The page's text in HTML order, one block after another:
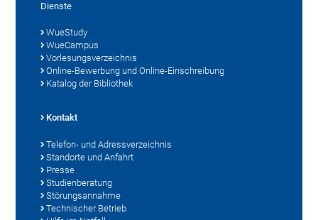
Dienste
WueStudy
WueCampus
Vorlesungsverzeichnis
Online-Bewerbung und Online-Einschreibung
Katalog der Bibliothek
Kontakt
Telefon- und Adressverzeichnis
Standorte und Anfahrt
Presse
Studienberatung
Störungsannahme
Technischer Betrieb